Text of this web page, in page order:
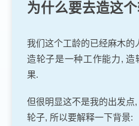
为什么要去造这
我们这个工龄的已经麻木的
造轮子是一种工作能力,
果.
但很明显这不是我的出发点
轮子, 所以要解释一下背景: